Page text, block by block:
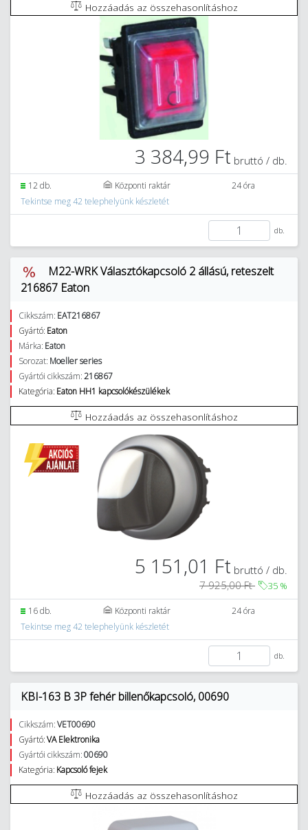
Hozzáadás az összehasonlításhoz
3 384,99 Ft bruttó / db.
12 db. Központi raktár
24 óra
Tekintse meg 42 telephelyünk készletét
db.
M22-WRK Választókapcsoló 2 állású, reteszelt
216867 Eaton
Cikkszám: EAT216867
Gyártó: Eaton
Márka: Eaton
Sorozat: Moeller series
Gyártói cikkszám:216867
Kategória: Eaton HH1 kapcsolókészülékek
Hozzáadás az összehasonlításhoz
5 151,01 Ft bruttó / db.
7 925,00 Ft
35 %
16 db. Központi raktár
24 óra
Tekintse meg 42 telephelyünk készletét
db.
KBI-163 B 3P fehér billenőkapcsoló, 00690
Cikkszám:VET00690
Gyártó:VA Elektronika
Gyártói cikkszám:00690
Kategória: Kapcsoló fejek
Hozzáadás az összehasonlításhoz